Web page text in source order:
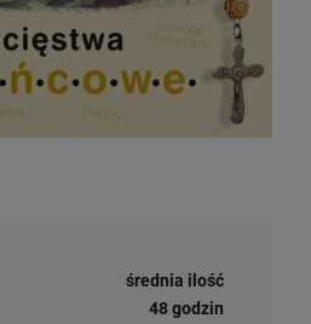
średnia ilość
48 godzin